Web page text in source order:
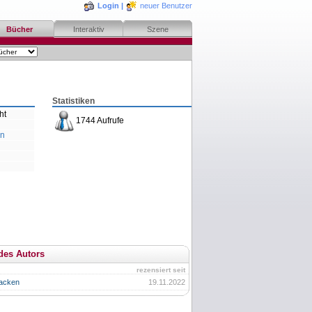
Login | neuer Benutzer
Bücher Interaktiv Szene
Statistiken
1744 Aufrufe
Autors
rezensiert seit
19.11.2022